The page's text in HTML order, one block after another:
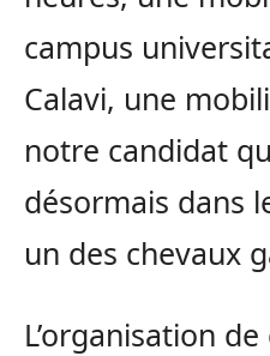
campus
Calavi, une
notre candidat
désormais dans
un des chevaux
L’organisation